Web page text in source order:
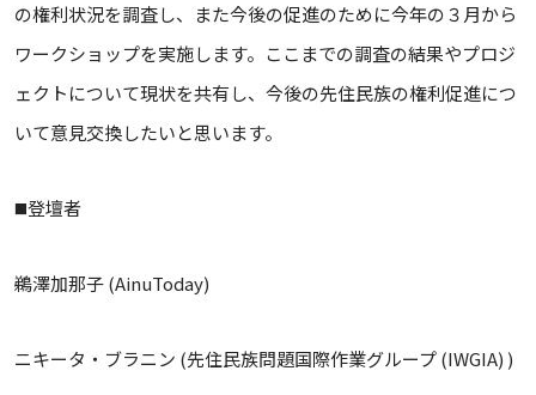
の権利状況を調査し、また今後の促進のために今年の３月から
ワークショップを実施します。ここまでの調査の結果やプロジ
ェクトについて現状を共有し、今後の先住民族の権利促進につ
いて意見交換したいと思います。
◼️登壇者
鵜澤加那子 (AinuToday)
ニキータ・ブラニン (先住民族問題国際作業グループ (IWGIA) )